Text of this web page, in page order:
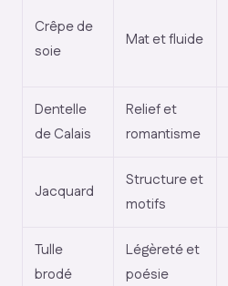
Crêpe de
soie
Mat et fluide
Dentelle
de Calais
Relief et
romantisme
Jacquard
Structure et
motifs
Tulle
brodé
Légèreté et
poésie